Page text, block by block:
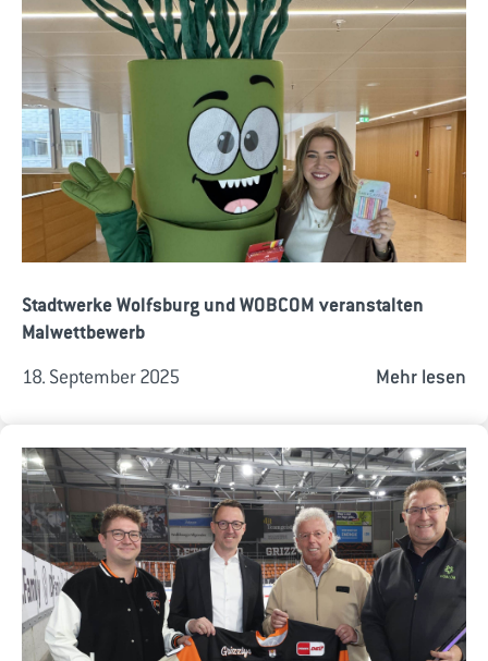
Stadtwerke Wolfsburg und WOBCOM veranstalten
Malwettbewerb
18. September 2025 Mehr lesen